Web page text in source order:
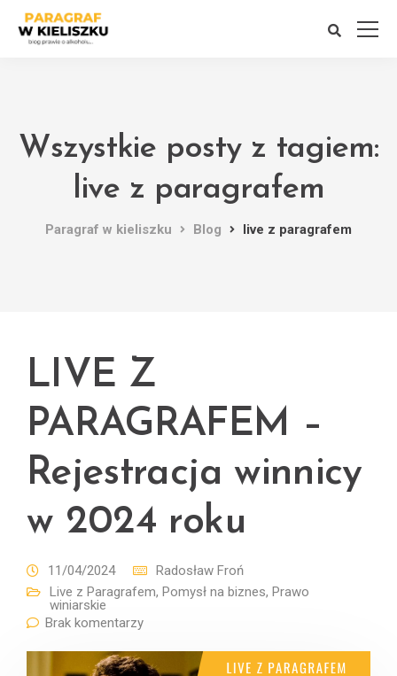
Wszystkie posty z tagiem:
live z paragrafem
Paragraf w kieliszku Blog live z paragrafem
LIVE Z
PARAGRAFEM –
Rejestracja winnicy
w 2024 roku
11/04/2024
Radosław Froń
Live z Paragrafem, Pomysł na biznes, Prawo
winiarskie
Brak komentarzy